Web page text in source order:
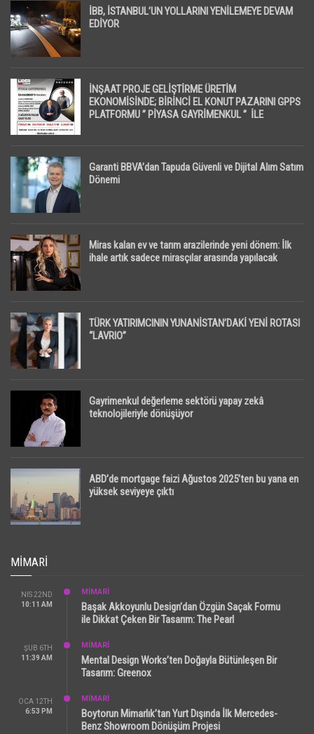
İBB, İSTANBUL’UN YOLLARINI YENİLEMEYE DEVAM
EDİYOR
İNŞAAT PROJE GELİŞTİRME ÜRETİM
EKONOMİSİNDE; BİRİNCİ EL KONUT PAZARINI GPPS
PLATFORMU ” PİYASA GAYRİMENKUL ” İLE
Garanti BBVA’dan Tapuda Güvenli ve Dijital Alım Satım
Dönemi
Miras kalan ev ve tarım arazilerinde yeni dönem: İlk
ihale artık sadece mirasçılar arasında yapılacak
TÜRK YATIRIMCININ YUNANİSTAN’DAKİ YENİ ROTASI
“LAVRIO”
Gayrimenkul değerleme sektörü yapay zekâ
teknolojileriyle dönüşüyor
ABD’de mortgage faizi Ağustos 2025’ten bu yana en
yüksek seviyeye çıktı
MIMARI
NIS 22ND
10:11 AM
MİMARİ
Başak Akkoyunlu Design’dan Özgün Saçak Formu
ile Dikkat Çeken Bir Tasarım: The Pearl
ŞUB 6TH
11:39 AM
MİMARİ
Mental Design Works’ten Doğayla Bütünleşen Bir
Tasarım: Greenox
OCA 12TH
6:53 PM
MİMARİ
Boytorun Mimarlık’tan Yurt Dışında İlk Mercedes-
Benz Showroom Dönüşüm Projesi